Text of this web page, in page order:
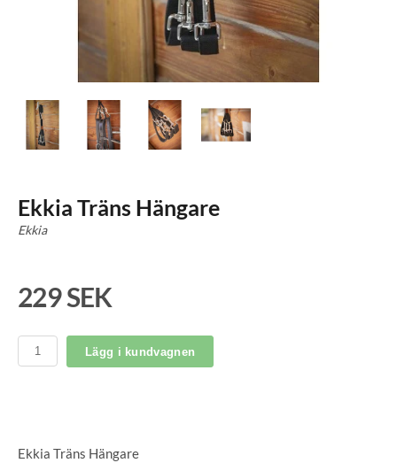
Ekkia Träns Hängare
Ekkia
229 SEK
Lägg i kundvagnen
Ekkia Träns Hängare